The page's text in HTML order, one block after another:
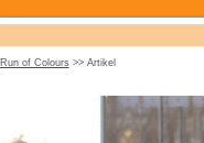
Run of Colours >> Artikel